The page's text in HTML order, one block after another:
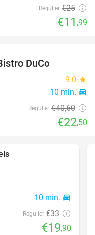
Regulier €25
€11 ,99
DuCo
9.0 star
10 min. directions_car
Regulier €40,60
€22,50
10 min. directions_car
Regulier €33
€19,90